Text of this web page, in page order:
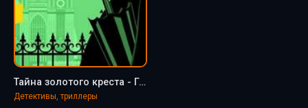
Тайна золотого креста - Гилберт Честертон
Детективы, триллеры